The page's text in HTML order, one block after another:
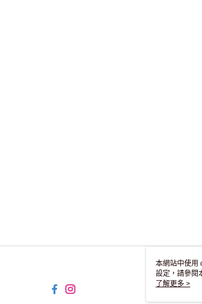
本網站中使用
設定，請參閱
用 cookie。
了解更多 >